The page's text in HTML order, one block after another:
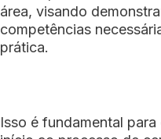
área, visando
competências
prática.
Isso é fundamental